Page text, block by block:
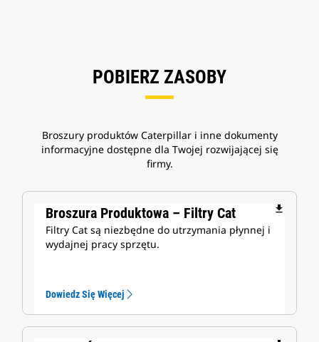
POBIERZ ZASOBY
Broszury produktów Caterpillar i inne dokumenty
informacyjne dostępne dla Twojej rozwijającej się
firmy.
Broszura Produktowa – Filtry Cat file_download
Filtry Cat są niezbędne do utrzymania płynnej i
wydajnej pracy sprzętu.
Dowiedz Się Więcej